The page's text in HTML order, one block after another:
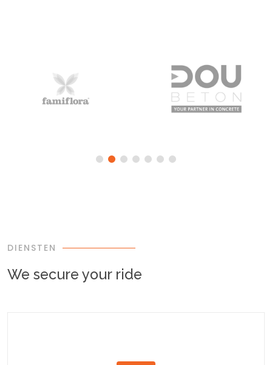
DIENSTEN
We secure your ride